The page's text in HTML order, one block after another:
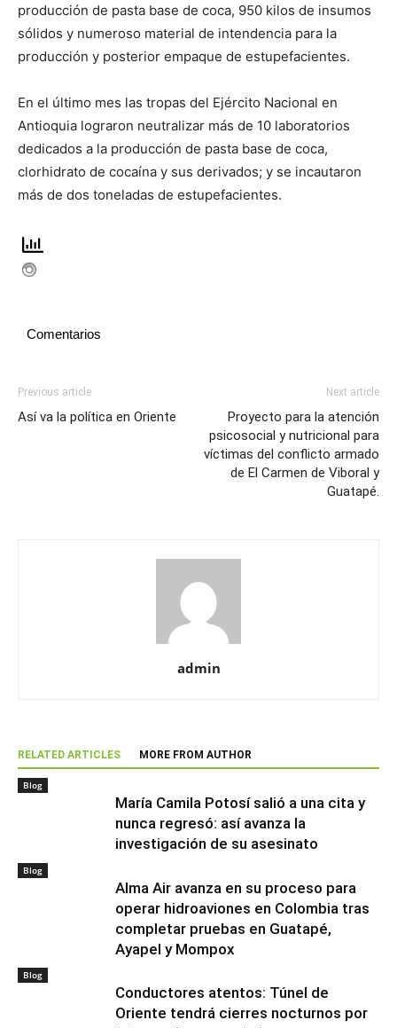
producción de pasta base de coca, 950 kilos de insumos
sólidos y numeroso material de intendencia para la
producción y posterior empaque de estupefacientes.
En el último mes las tropas del Ejército Nacional en
Antioquia lograron neutralizar más de 10 laboratorios
dedicados a la producción de pasta base de coca,
clorhidrato de cocaína y sus derivados; y se incautaron
más de dos toneladas de estupefacientes.
Comentarios
Previous article
Así va la política en Oriente
Next article
Proyecto para la atención
psicosocial y nutricional para
víctimas del conflicto armado
de El Carmen de Viboral y
Guatapé.
admin
RELATED ARTICLES MORE FROM AUTHOR
Blog
María Camila Potosí salió a una cita y
nunca regresó: así avanza la
investigación de su asesinato
Blog
Alma Air avanza en su proceso para
operar hidroaviones en Colombia tras
completar pruebas en Guatapé,
Ayapel y Mompox
Blog
Conductores atentos: Túnel de
Oriente tendrá cierres nocturnos por